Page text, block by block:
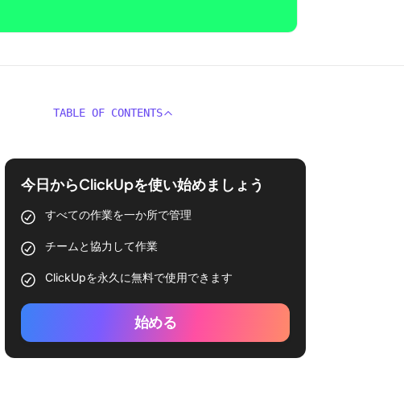
TABLE OF CONTENTS
今日からClickUpを使い始めましょう
すべての作業を一か所で管理
チームと協力して作業
ClickUpを永久に無料で使用できます
始める